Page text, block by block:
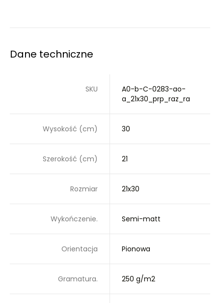
Dane techniczne
SKU
A0-b-C-0283-ao-
a_21x30_prp_raz_ra
Wysokość (cm) 30
Szerokość (cm) 21
Rozmiar 21x30
Wykończenie. Semi-matt
Orientacja Pionowa
Gramatura. 250 g/m2